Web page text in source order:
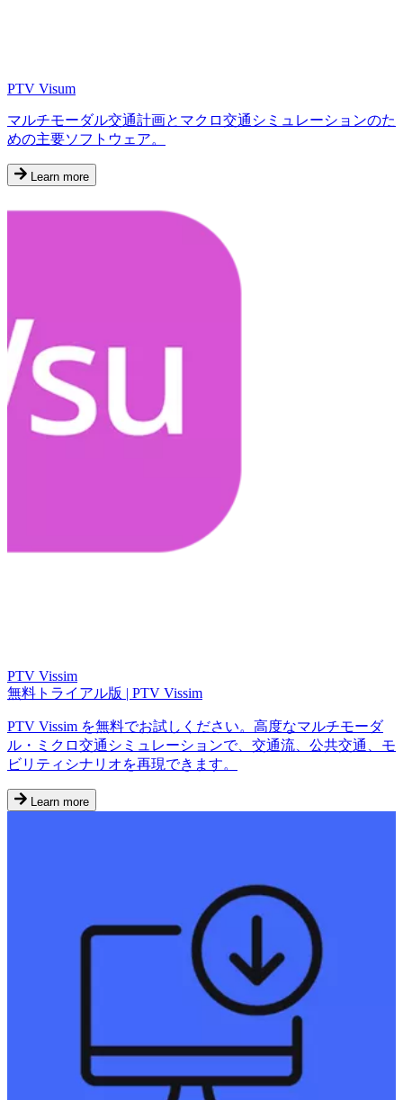
PTV Visum
マルチモーダル交通計画とマクロ交通シミュレーションのた
めの主要ソフトウェア。
Learn more
PTV Vissim
無料トライアル版 | PTV Vissim
PTV Vissim を無料でお試しください。高度なマルチモーダ
ル・ミクロ交通シミュレーションで、交通流、公共交通、モ
ビリティシナリオを再現できます。
Learn more